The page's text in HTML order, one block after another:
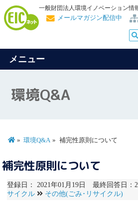
一般財団法人環境イノベーション情
メールマガジン配信中
メニュー
環境Q&A
環境Q&A 補完性原則について
補完性原則について
登録日： 2021年01月19日 最終回答日：
サイクル
その他(ごみ･リサイクル)